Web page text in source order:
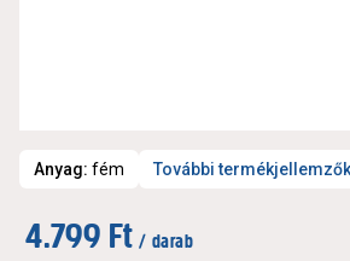
Anyag: fém További termékjellemzők
4.799 Ft / darab